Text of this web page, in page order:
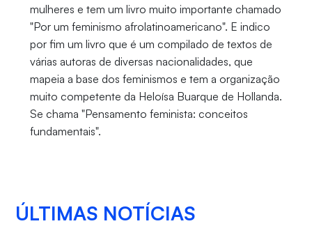
mulheres e tem um livro muito importante chamado
"Por um feminismo afrolatinoamericano". E indico
por fim um livro que é um compilado de textos de
várias autoras de diversas nacionalidades, que
mapeia a base dos feminismos e tem a organização
muito competente da Heloísa Buarque de Hollanda.
Se chama "Pensamento feminista: conceitos
fundamentais".
ÚLTIMAS NOTÍCIAS